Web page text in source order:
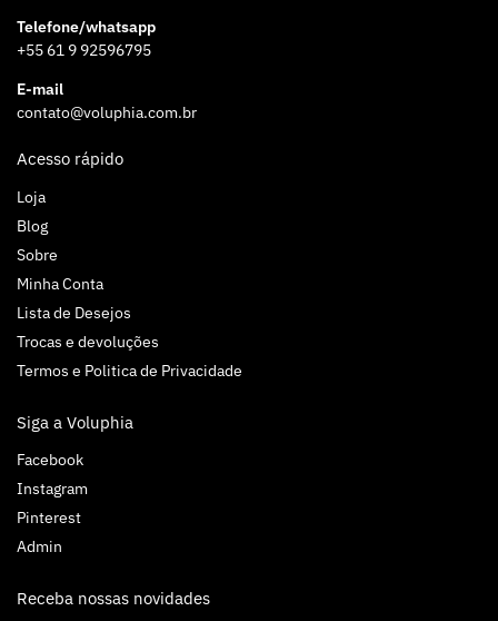
Telefone/whatsapp
+55 61 9 92596795
E-mail
contato@voluphia.com.br
Acesso rápido
Loja
Blog
Sobre
Minha Conta
Lista de Desejos
Trocas e devoluções
Termos e Politica de Privacidade
Siga a Voluphia
Facebook
Instagram
Pinterest
Admin
Receba nossas novidades